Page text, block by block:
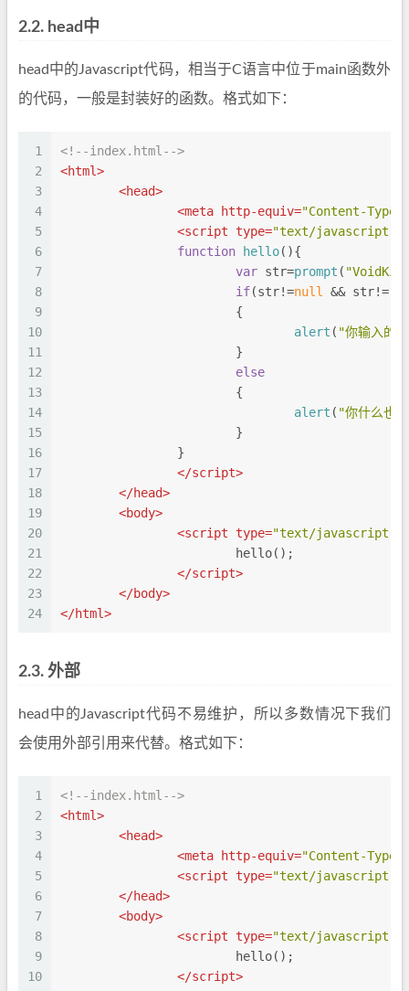
2.2. head中
head中的Javascript代码，相当于C语言中位于main函数外
的代码，一般是封装好的函数。格式如下：
1
2
3
4
5
6
7
8
9
10
11
12
13
14
15
16
17
18
19
20
21
22
23
24
<!--index.html-->
<html>
<head>
<meta http-equiv="Content-Type"
<script type="text/javascript"
function
hello( ){
var str=prompt (
if(str!=null && str!=
			{
alert ( "你输入的
			}
else
			{
alert ( "你什么也
			}
		}
</script>
</head>
<body>
<script type="text/javascript"
			hello();
</script>
</body>
</html>
2.3. 外部
head中的Javascript代码不易维护，所以多数情况下我们
会使用外部引用来代替。格式如下：
1
2
3
4
5
6
7
8
9
10
<!--index.html-->
<html>
<head>
<meta http-equiv="Content-Type"
<script type="text/javascript"
</head>
<body>
<script type="text/javascript"
			hello();
</script>